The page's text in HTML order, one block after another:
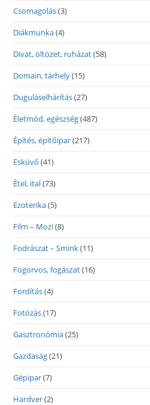
Csomagolás(3)
Diákmunka(4)
Divat, öltözet, ruházat(58)
Domain, tárhely(15)
Duguláselhárítás(27)
Életmód, egészség(487)
Építés, építőipar(217)
Esküvő (41)
Étel, ital(73)
Ezoterika(5)
Film – Mozi(8)
Fodrászat – Smink(11)
Fogorvos, fogászat(16)
Fordítás(4)
Fotózás(17)
Gasztronómia(25)
Gazdaság(21)
Gépipar(7)
Hardver(2)